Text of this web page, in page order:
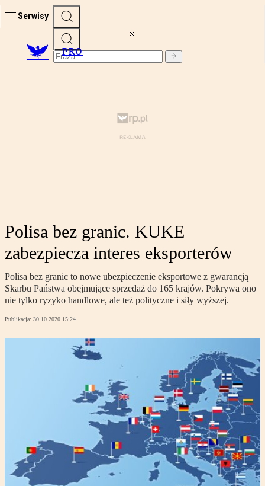
Serwisy
PRO
Polisa bez granic. KUKE
zabezpiecza interes eksporterów
Polisa bez granic to nowe ubezpieczenie eksportowe z gwarancją
Skarbu Państwa obejmujące sprzedaż do 165 krajów. Pokrywa ono
nie tylko ryzyko handlowe, ale też polityczne i siły wyższej.
Publikacja: 30.10.2020 15:24